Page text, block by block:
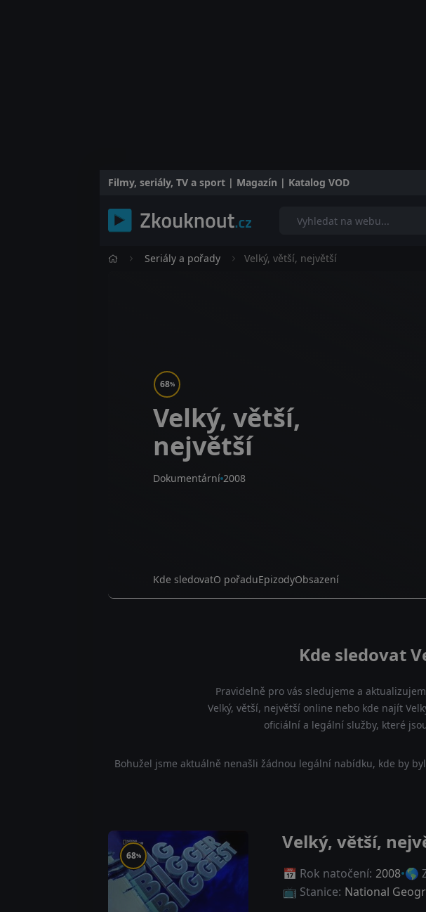
Filmy, seriály, TV a sport | Magazín | Katalog VOD
Seriály a pořady Velký, větší, největší
68%
Velký, větší,
největší
Dokumentární 2008
Kde sledovatO pořaduEpizodyObsazení
Kde sledovat
Pravidelně pro vás sledujeme a
Velký, větší, největší online nebo kde najít
oficiální a legální služby, které
Bohužel jsme aktuálně nenašli žádnou legální nabídku, kde by
68%
Velký, větší,
📅 Rok natočení: 2008 🌎
📺 Stanice: National